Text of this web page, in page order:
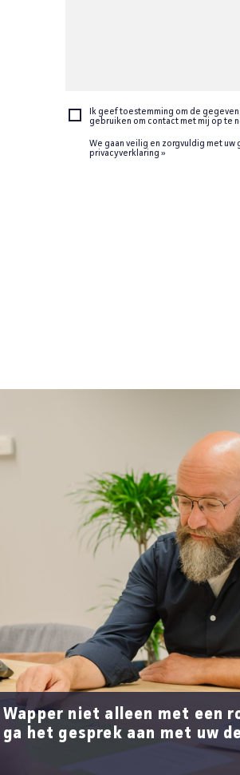
Ik geef toestemming om de
gebruiken om contact met mij op te
We gaan veilig en zorgvuldig met
privacyverklaring »
Wapper niet alleen met een
ga het gesprek aan met uw